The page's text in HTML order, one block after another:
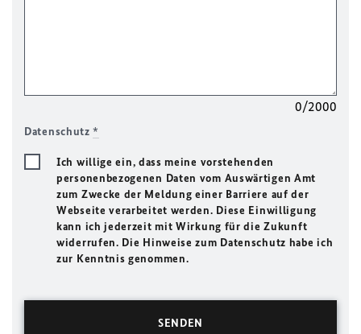
0/2000
Datenschutz*
Ich willige ein, dass meine vorstehenden
personenbezogenen Daten vom Auswärtigen Amt
zum Zwecke der Meldung einer Barriere auf der
Webseite verarbeitet werden. Diese Einwilligung
kann ich jederzeit mit Wirkung für die Zukunft
widerrufen. Die Hinweise zum Datenschutz habe ich
zur Kenntnis genommen.